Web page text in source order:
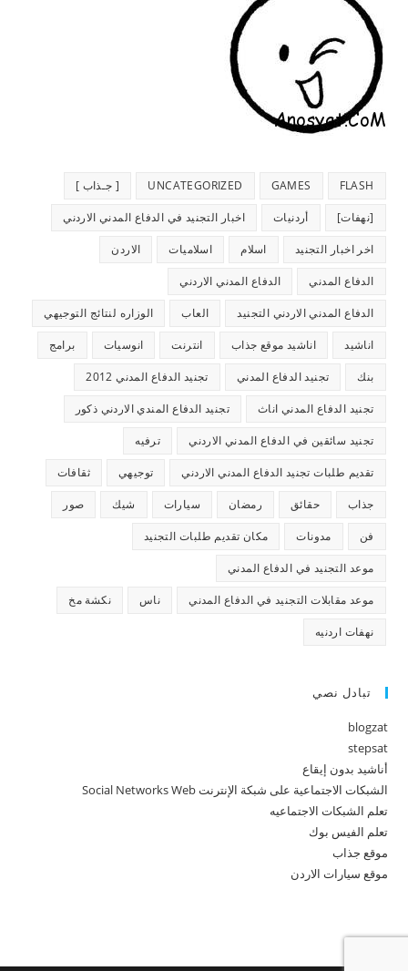
FLASH
GAMES
UNCATEGORIZED [ جـذاب ]
[نهفات] أردنيات اخبار التجنيد في الدفاع المدني الاردني
اخر اخبار التجنيد اسلام اسلاميات الاردن
الدفاع المدني الدفاع المدني الاردني
الدفاع المدني الاردني التجنيد العاب الوزاره لنتائج التوجيهي
اناشيد اناشيد موقع جذاب انترنت انوسيات برامج
بنك تجنيد الدفاع المدني تجنيد الدفاع المدني 2012
تجنيد الدفاع المدني اناث تجنيد الدفاع المندي الاردني ذكور
تجنيد سائقين في الدفاع المدني الاردني ترفيه
تقديم طلبات تجنيد الدفاع المدني الاردني توجيهي ثقافات
جذاب حقائق رمضان سيارات شيك صور
فن مدونات مكان تقديم طلبات التجنيد
موعد التجنيد في الدفاع المدني
موعد مقابلات التجنيد في الدفاع المدني ناس نكشة مخ
نهفات اردنيه
تبادل نصي
blogzat
stepsat
أناشيد بدون إيقاع
الشبكات الاجتماعية على شبكة الإنترنت Social Networks Web
تعلم الشبكات الاجتماعيه
تعلم الفيس بوك
موقع جذاب
موقع سيارات الاردن